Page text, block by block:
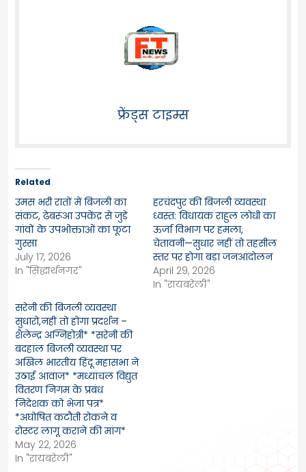
फ्रेंड्स टाइम्स
Related
उमस भरी रातों में बिजली का
संकट, ढेबरूआ उपकेंद्र से जुड़े
गांवों के उपभोक्ताओं का फूटा
गुस्सा
July 17, 2026
In "सिद्धार्थनगर"
हरचंदपुर की बिजली व्यवस्था
ध्वस्त: विधायक राहुल लोधी का
ऊर्जा विभाग पर हमला,
चेतावनी—सुधार नहीं तो तहसील
स्तर पर होगा बड़ा जनआंदोलन
April 29, 2026
In "रायबरेली"
सरेनी की बिजली व्यवस्था
सुधारो,नहीं तो होगा प्रदर्शन –
शैलेन्द्र अग्निहोत्री* *सरेनी की
बदहाल बिजली व्यवस्था पर
अखिल भारतीय हिंदू महासभा ने
उठाई आवाज* *मध्यांचल विद्युत
वितरण निगम के प्रबंध
निदेशक को भेजा पत्र*
*अघोषित कटौती रोकने व
रोस्टर लागू कराने की मांग*
May 22, 2026
In "रायबरेली"